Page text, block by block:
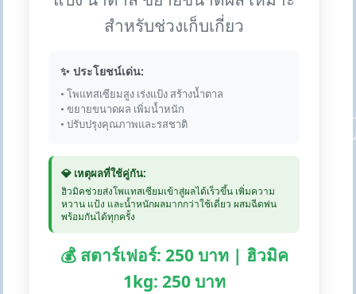
สำหรับช่วงเก็บเกี่ยว
✨ ประโยชน์เด่น:
• โพแทสเซียมสูง เร่งแป้ง สร้างน้ำตาล
• ขยายขนาดผล เพิ่มน้ำหนัก
• ปรับปรุงคุณภาพและรสชาติ
💎 เหตุผลที่ใช้คู่กัน:
ฮิวมิคช่วยส่งโพแทสเซียมเข้าสู่ผลได้เร็วขึ้น เพิ่มความ
หวาน แป้ง และน้ำหนักผลมากกว่าใช้เดี่ยว ผสมฉีดพ่น
พร้อมกันได้ทุกครั้ง
💰 สตาร์เฟอร์: 250 บาท | ฮิวมิค
1kg: 250 บาท